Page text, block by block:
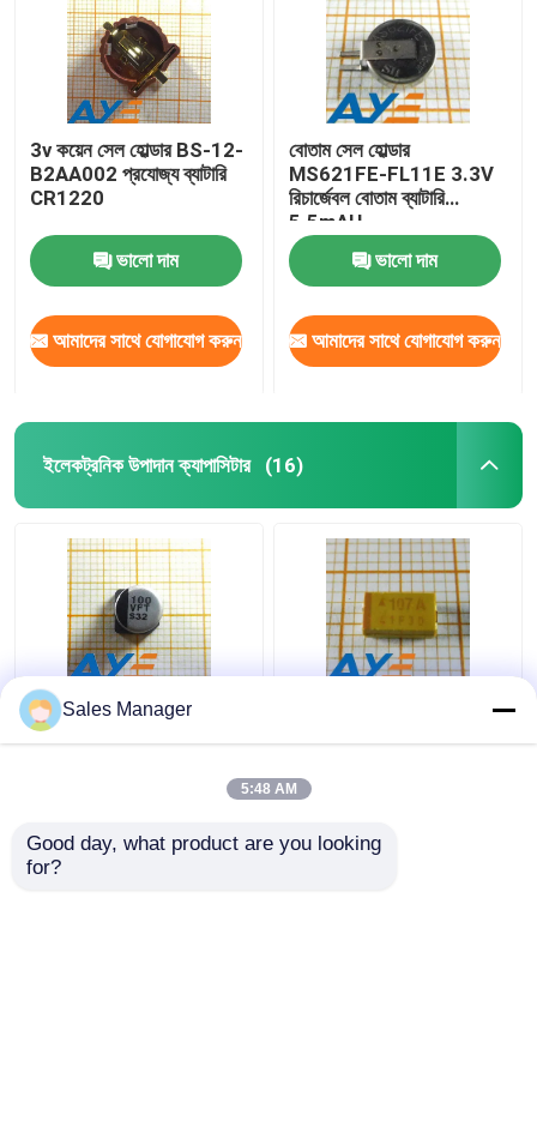
3v কয়েন সেল হোল্ডার BS-12-
B2AA002 প্রযোজ্য ব্যাটারি
CR1220
ভালো দাম
আমাদের সাথে যোগাযোগ করুন
বোতাম সেল হোল্ডার
MS621FE-FL11E 3.3V
রিচার্জেবল বোতাম ব্যাটারি
5.5mAH
ভালো দাম
আমাদের সাথে যোগাযোগ করুন
ইলেকট্রনিক উপাদান ক্যাপাসিটার (16)
SMD অ্যালুমিনিয়াম
ইলেক্ট্রোলাইটিক ক্যাপাসিটর
100uF 2312
Sales Manager
5:48 AM
Good day, what product are you looking
for?